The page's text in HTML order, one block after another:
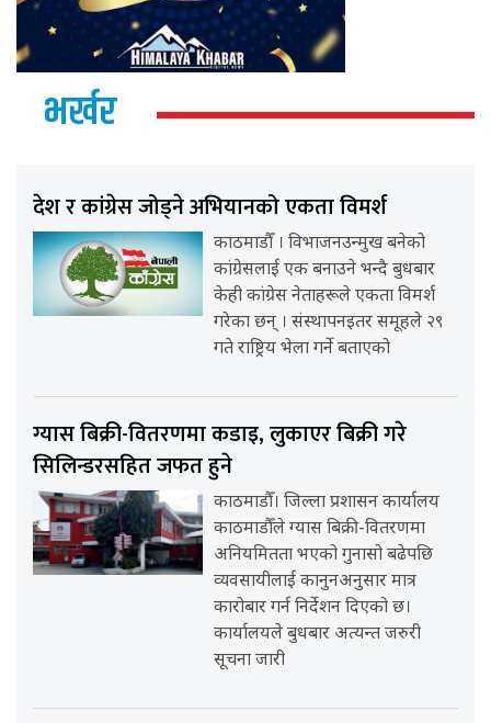
भर्खर
देश र कांग्रेस जोड्ने अभियानको एकता विमर्श
काठमाडौँ । विभाजनउन्मुख बनेको
कांग्रेसलाई एक बनाउने भन्दै बुधबार
केही कांग्रेस नेताहरूले एकता विमर्श
गरेका छन् । संस्थापनइतर समूहले २९
गते राष्ट्रिय भेला गर्ने बताएको
ग्यास बिक्री-वितरणमा कडाइ, लुकाएर बिक्री गरे
सिलिन्डरसहित जफत हुने
काठमाडौँ। जिल्ला प्रशासन कार्यालय
काठमाडौँले ग्यास बिक्री-वितरणमा
अनियमितता भएको गुनासो बढेपछि
व्यवसायीलाई कानुनअनुसार मात्र
कारोबार गर्न निर्देशन दिएको छ।
कार्यालयले बुधबार अत्यन्त जरुरी
सूचना जारी